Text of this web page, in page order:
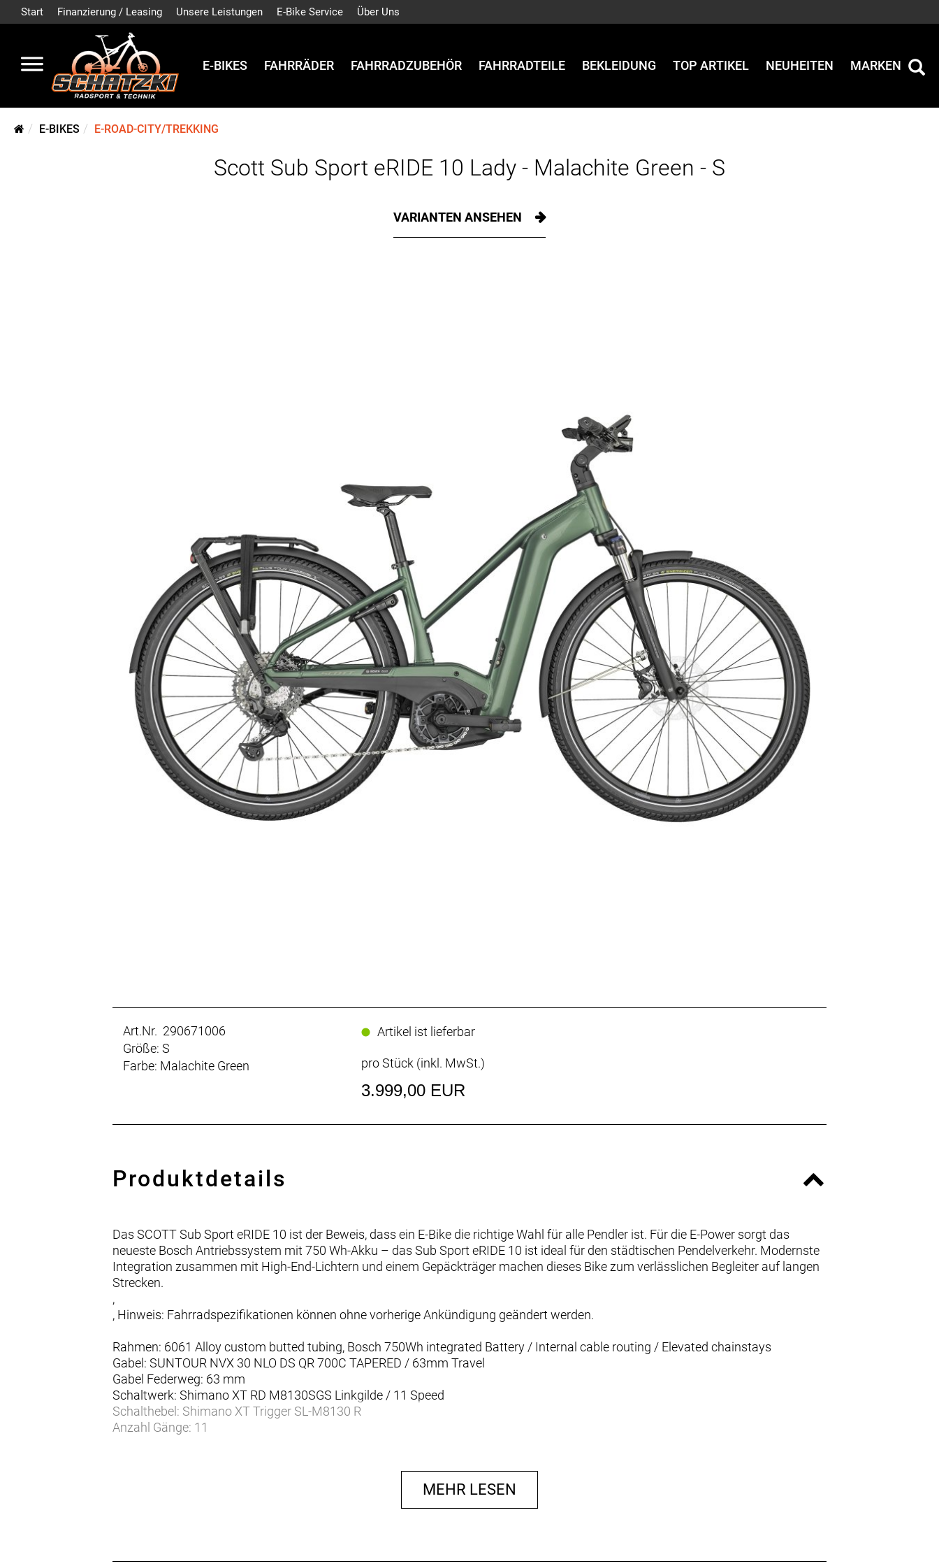
Start Finanzierung / Leasing Unsere Leistungen E-Bike Service Über Uns
E-BIKES FAHRRÄDER FAHRRADZUBEHÖR FAHRRADTEILE BEKLEIDUNG TOP ARTIKEL NEUHEITEN MARKEN
E-BIKES E-ROAD-CITY/TREKKING
Scott Sub Sport eRIDE 10 Lady - Malachite Green - S
VARIANTEN ANSEHEN
Art.Nr. 290671006
Größe: S
Farbe: Malachite Green
Artikel ist lieferbar
pro Stück (inkl. MwSt.)
3.999,00 EUR
Produktdetails
Das SCOTT Sub Sport eRIDE 10 ist der Beweis, dass ein E-Bike die richtige Wahl für alle Pendler ist. Für die E-Power sorgt das
neueste Bosch Antriebssystem mit 750 Wh-Akku – das Sub Sport eRIDE 10 ist ideal für den städtischen Pendelverkehr. Modernste
Integration zusammen mit High-End-Lichtern und einem Gepäckträger machen dieses Bike zum verlässlichen Begleiter auf langen
Strecken.
,
, Hinweis: Fahrradspezifikationen können ohne vorherige Ankündigung geändert werden.
Rahmen: 6061 Alloy custom butted tubing, Bosch 750Wh integrated Battery / Internal cable routing / Elevated chainstays
Gabel: SUNTOUR NVX 30 NLO DS QR 700C TAPERED / 63mm Travel
Gabel Federweg: 63 mm
Schaltwerk: Shimano XT RD M8130SGS Linkgilde / 11 Speed
Schalthebel: Shimano XT Trigger SL-M8130 R
Anzahl Gänge: 11
MEHR LESEN